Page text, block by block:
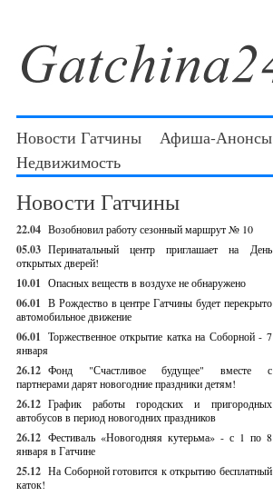
Новости Гатчины Афиша-Анонсы
Недвижимость
Новости Гатчины
22.04 Возобновил работу сезонный маршрут № 10
05.03 Перинатальный центр приглашает на День
открытых дверей!
10.01 Опасных веществ в воздухе не обнаружено
06.01 В Рождество в центре Гатчины будет перекрыто
автомобильное движение
06.01 Торжественное открытие катка на Соборной - 7
января
26.12 Фонд "Счастливое будущее" вместе с
партнерами дарят новогодние праздники детям!
26.12 График работы городских и пригородных
автобусов в период новогодних праздников
26.12 Фестиваль «Новогодняя кутерьма» - с 1 по 8
января в Гатчине
25.12 На Соборной готовится к открытию бесплатный
каток!